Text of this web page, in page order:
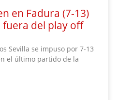
en Fadura (7-13)
del play off
Sevilla se impuso por 7-13
el último partido de la